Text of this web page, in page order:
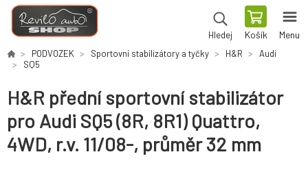
Hledej Košík Menu
PODVOZEK Sportovní stabilizátory a tyčky H&R
Audi
SQ5
H&R přední sportovní stabilizátor
pro Audi SQ5 (8R, 8R1) Quattro,
4WD, r.v. 11/08-, průměr 32 mm